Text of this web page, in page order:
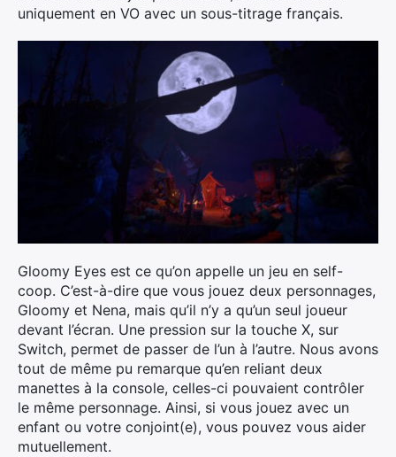
uniquement en VO avec un sous-titrage français.
Gloomy Eyes est ce qu’on appelle un jeu en self-
coop. C’est-à-dire que vous jouez deux personnages,
Gloomy et Nena, mais qu’il n’y a qu’un seul joueur
devant l’écran. Une pression sur la touche X, sur
Switch, permet de passer de l’un à l’autre. Nous avons
tout de même pu remarque qu’en reliant deux
manettes à la console, celles-ci pouvaient contrôler
le même personnage. Ainsi, si vous jouez avec un
enfant ou votre conjoint(e), vous pouvez vous aider
mutuellement.